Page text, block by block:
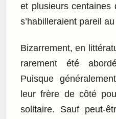
et plusieurs centaines
s’habilleraient pareil
Bizarrement, en
rarement été
Puisque
leur frère de côté
solitaire. Sauf peut-